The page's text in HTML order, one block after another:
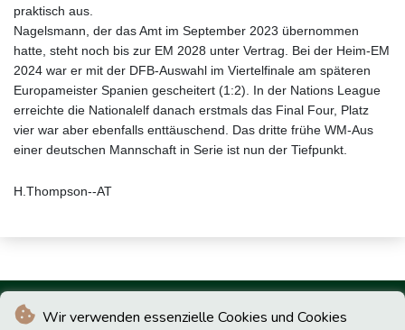
Wir verwenden essenzielle Cookies und Cookies
praktisch aus.
Nagelsmann, der das Amt im September 2023 übernommen
hatte, steht noch bis zur EM 2028 unter Vertrag. Bei der Heim-EM
2024 war er mit der DFB-Auswahl im Viertelfinale am späteren
Europameister Spanien gescheitert (1:2). In der Nations League
erreichte die Nationalelf danach erstmals das Final Four, Platz
vier war aber ebenfalls enttäuschend. Das dritte frühe WM-Aus
einer deutschen Mannschaft in Serie ist nun der Tiefpunkt.
H.Thompson--AT